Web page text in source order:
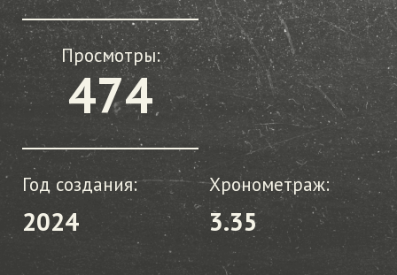
Просмотры:
474
Год создания:
2024
Хронометраж:
3.35